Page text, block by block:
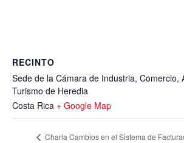
RECINTO
Sede de la Cámara de Industria, Comercio,
Turismo de Heredia
Costa Rica + Google Map
Charla Cambios en el Sistema de